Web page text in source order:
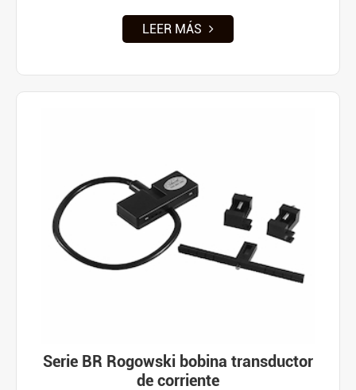
LEER MÁS
Serie BR Rogowski bobina transductor
de corriente